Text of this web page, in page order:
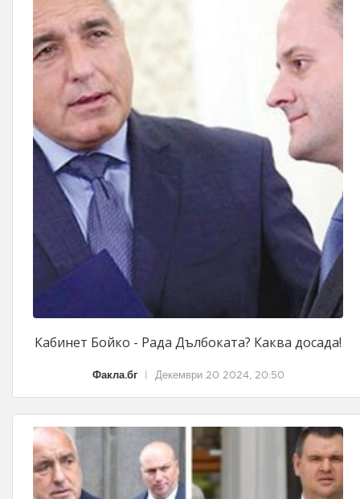
Кабинет Бойко - Рада Дълбоката? Каква досада!
Факла.бг Декември 20 2024, 20:50